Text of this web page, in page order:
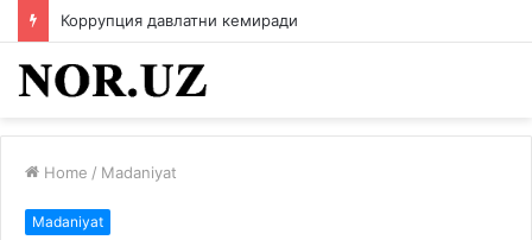
Коррупция давлатни кемиради
Home / Madaniyat
Madaniyat